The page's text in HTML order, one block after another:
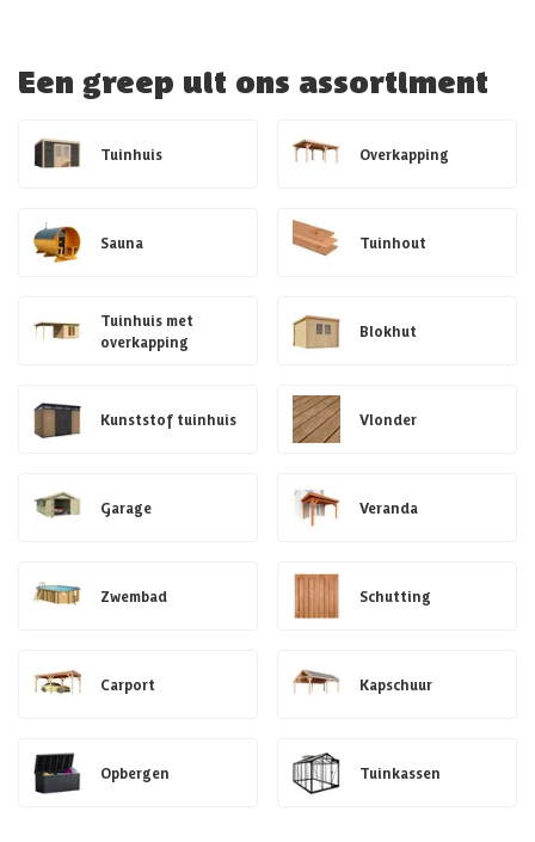
Een greep uit ons assortiment
Tuinhuis Overkapping
Sauna Tuinhout
Tuinhuis met
overkapping
Blokhut
Kunststof tuinhuis Vlonder
Garage Veranda
Zwembad Schutting
Carport Kapschuur
Opbergen Tuinkassen